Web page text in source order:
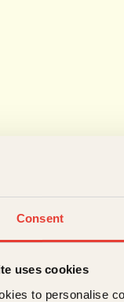
Consent
uses cookies
to personalise